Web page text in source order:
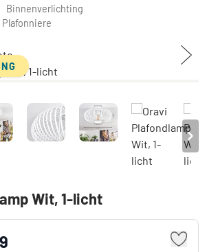
Binnenverlichting
Plafonniere
Wit, 1-licht